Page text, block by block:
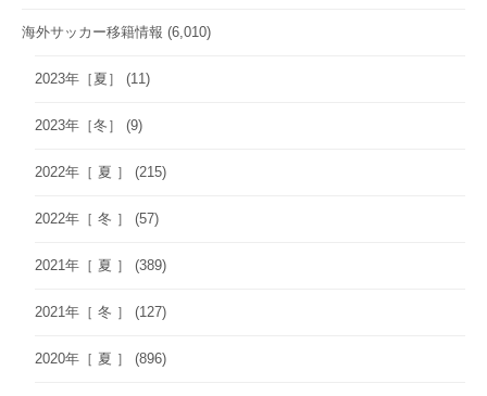
海外サッカー移籍情報 (6,010)
2023年［夏］ (11)
2023年［冬］ (9)
2022年［ 夏 ］ (215)
2022年［ 冬 ］ (57)
2021年［ 夏 ］ (389)
2021年［ 冬 ］ (127)
2020年［ 夏 ］ (896)